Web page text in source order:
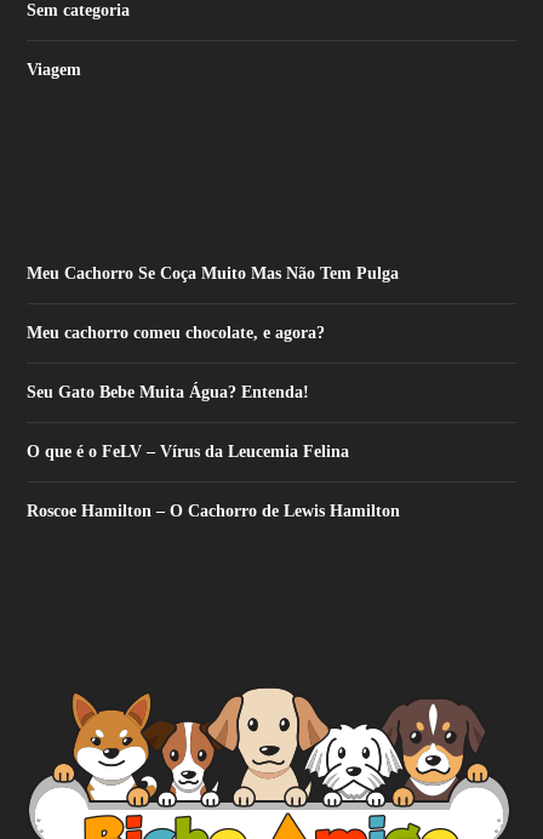
Sem categoria
Viagem
Meu Cachorro Se Coça Muito Mas Não Tem Pulga
Meu cachorro comeu chocolate, e agora?
Seu Gato Bebe Muita Água? Entenda!
O que é o FeLV – Vírus da Leucemia Felina
Roscoe Hamilton – O Cachorro de Lewis Hamilton